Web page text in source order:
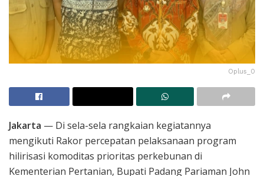
Oplus_0
Jakarta — Di sela-sela rangkaian kegiatannya
mengikuti Rakor percepatan pelaksanaan program
hilirisasi komoditas prioritas perkebunan di
Kementerian Pertanian, Bupati Padang Pariaman John